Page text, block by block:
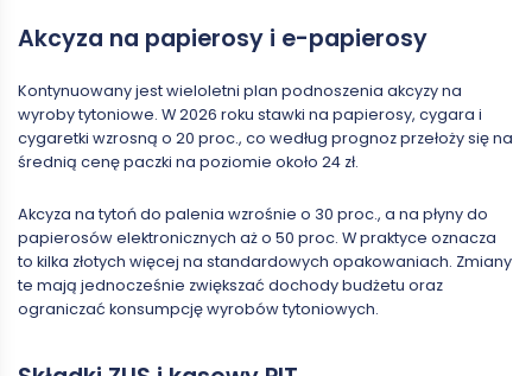
Akcyza na papierosy i e-papierosy
Kontynuowany jest wieloletni plan podnoszenia akcyzy na
wyroby tytoniowe. W 2026 roku stawki na papierosy, cygara i
cygaretki wzrosną o 20 proc., co według prognoz przełoży się na
średnią cenę paczki na poziomie około 24 zł.
Akcyza na tytoń do palenia wzrośnie o 30 proc., a na płyny do
papierosów elektronicznych aż o 50 proc. W praktyce oznacza
to kilka złotych więcej na standardowych opakowaniach. Zmiany
te mają jednocześnie zwiększać dochody budżetu oraz
ograniczać konsumpcję wyrobów tytoniowych.